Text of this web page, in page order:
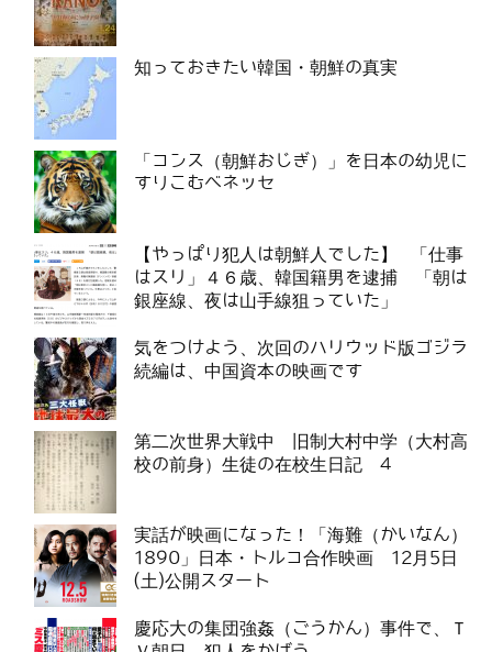
知っておきたい韓国・朝鮮の真実
「コンス（朝鮮おじぎ）」を日本の幼児に
すりこむベネッセ
【やっぱり犯人は朝鮮人でした】 「仕事
はスリ」４６歳、韓国籍男を逮捕 「朝は
銀座線、夜は山手線狙っていた」
気をつけよう、次回のハリウッド版ゴジラ
続編は、中国資本の映画です
第二次世界大戦中 旧制大村中学（大村高
校の前身）生徒の在校生日記 4
実話が映画になった！「海難（かいなん）
1890」日本・トルコ合作映画 12月5日
(土)公開スタート
慶応大の集団強姦（ごうかん）事件で、Ｔ